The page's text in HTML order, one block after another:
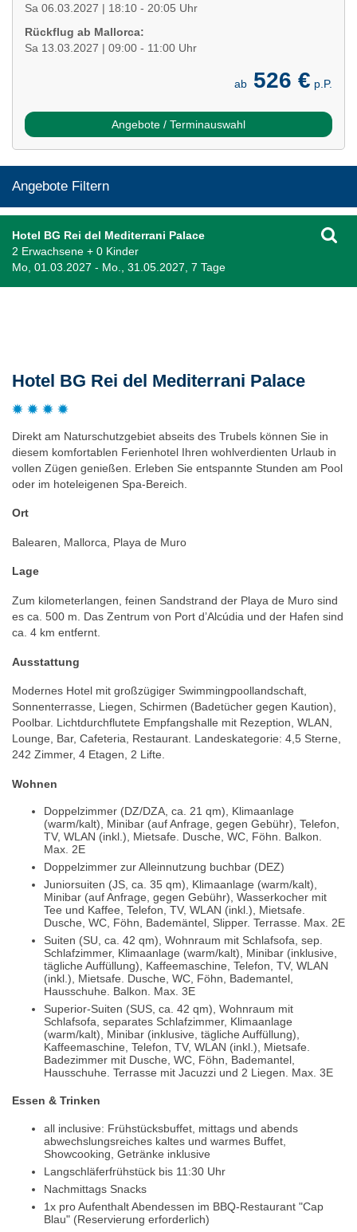
Sa 06.03.2027 | 18:10 - 20:05 Uhr
Rückflug ab Mallorca:
Sa 13.03.2027 | 09:00 - 11:00 Uhr
ab 526 € p.P.
Angebote / Terminauswahl
Angebote Filtern
Hotel BG Rei del Mediterrani Palace
2 Erwachsene + 0 Kinder
Mo, 01.03.2027 - Mo., 31.05.2027, 7 Tage
Hotel BG Rei del Mediterrani Palace
Direkt am Naturschutzgebiet abseits des Trubels können Sie in
diesem komfortablen Ferienhotel Ihren wohlverdienten Urlaub in
vollen Zügen genießen. Erleben Sie entspannte Stunden am Pool
oder im hoteleigenen Spa-Bereich.
Ort
Balearen, Mallorca, Playa de Muro
Lage
Zum kilometerlangen, feinen Sandstrand der Playa de Muro sind
es ca. 500 m. Das Zentrum von Port d’Alcúdia und der Hafen sind
ca. 4 km entfernt.
Ausstattung
Modernes Hotel mit großzügiger Swimmingpoollandschaft,
Sonnenterrasse, Liegen, Schirmen (Badetücher gegen Kaution),
Poolbar. Lichtdurchflutete Empfangshalle mit Rezeption, WLAN,
Lounge, Bar, Cafeteria, Restaurant. Landeskategorie: 4,5 Sterne,
242 Zimmer, 4 Etagen, 2 Lifte.
Wohnen
Doppelzimmer (DZ/DZA, ca. 21 qm), Klimaanlage
(warm/kalt), Minibar (auf Anfrage, gegen Gebühr), Telefon,
TV, WLAN (inkl.), Mietsafe. Dusche, WC, Föhn. Balkon.
Max. 2E
Doppelzimmer zur Alleinnutzung buchbar (DEZ)
Juniorsuiten (JS, ca. 35 qm), Klimaanlage (warm/kalt),
Minibar (auf Anfrage, gegen Gebühr), Wasserkocher mit
Tee und Kaffee, Telefon, TV, WLAN (inkl.), Mietsafe.
Dusche, WC, Föhn, Bademäntel, Slipper. Terrasse. Max. 2E
Suiten (SU, ca. 42 qm), Wohnraum mit Schlafsofa, sep.
Schlafzimmer, Klimaanlage (warm/kalt), Minibar (inklusive,
tägliche Auffüllung), Kaffeemaschine, Telefon, TV, WLAN
(inkl.), Mietsafe. Dusche, WC, Föhn, Bademantel,
Hausschuhe. Balkon. Max. 3E
Superior-Suiten (SUS, ca. 42 qm), Wohnraum mit
Schlafsofa, separates Schlafzimmer, Klimaanlage
(warm/kalt), Minibar (inklusive, tägliche Auffüllung),
Kaffeemaschine, Telefon, TV, WLAN (inkl.), Mietsafe.
Badezimmer mit Dusche, WC, Föhn, Bademantel,
Hausschuhe. Terrasse mit Jacuzzi und 2 Liegen. Max. 3E
Essen & Trinken
all inclusive: Frühstücksbuffet, mittags und abends
abwechslungsreiches kaltes und warmes Buffet,
Showcooking, Getränke inklusive
Langschläferfrühstück bis 11:30 Uhr
Nachmittags Snacks
1x pro Aufenthalt Abendessen im BBQ-Restaurant "Cap
Blau" (Reservierung erforderlich)